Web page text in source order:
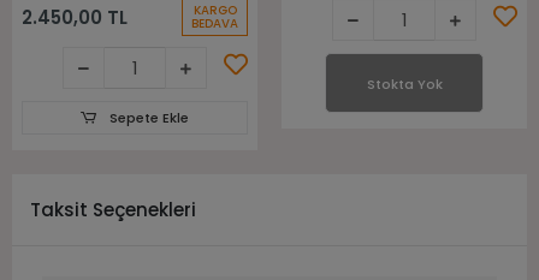
2.450,00 TL KARGO
BEDAVA
Sepete Ekle
Stokta Yok
Taksit Seçenekleri